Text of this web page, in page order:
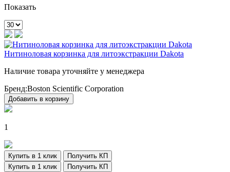
Показать
Нитиноловая корзинка для литоэкстракции Dakota
Наличие товара уточняйте у менеджера
Бренд:Boston Scientific Corporation
Добавить в корзину
1
Купить в 1 клик
Получить КП
Купить в 1 клик
Получить КП